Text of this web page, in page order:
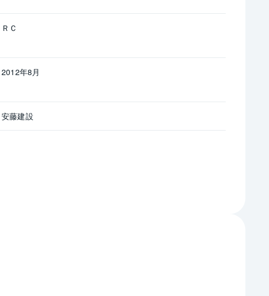
ＲＣ
2012年8月
安藤建設